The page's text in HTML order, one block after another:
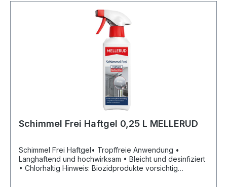
Schimmel Frei Haftgel 0,25 L MELLERUD
Schimmel Frei Haftgel• Tropffreie Anwendung •
Langhaftend und hochwirksam • Bleicht und desinfiziert
• Chlorhaltig Hinweis: Biozidprodukte vorsichtig